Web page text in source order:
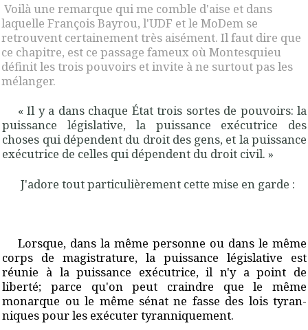
Voilà une remarque qui me comble d'aise et dans
laquelle François Bayrou, l'UDF et le MoDem se
retrouvent certainement très aisément. Il faut dire que
ce chapitre, est ce passage fameux où Montesquieu
définit les trois pouvoirs et invite à ne surtout pas les
mélanger.
«Il y a dans chaque État trois sortes de pouvoirs: la
puissance législative, la puis­san­ce exécutrice des
choses qui dépendent du droit des gens, et la puissance
exécu­trice de celles qui dépendent du droit civil. »
J'adore tout particulièrement cette mise en garde :
Lorsque, dans la même personne ou dans le même
corps de magistrature, la puis­sance législative est
réunie à la puissance exécutrice, il n'y a point de
liberté; parce qu'on peut craindre que le même
monarque ou le même sénat ne fasse des lois tyran­
niques pour les exécuter tyranniquement.